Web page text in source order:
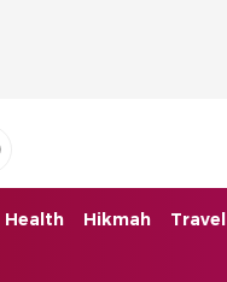
Health Hikmah Travel